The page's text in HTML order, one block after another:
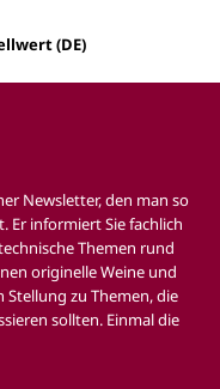
(DE)
Newsletter, den man so
Er informiert Sie fachlich
Themen rund
originelle Weine und
zu Themen, die
sollten. Einmal die